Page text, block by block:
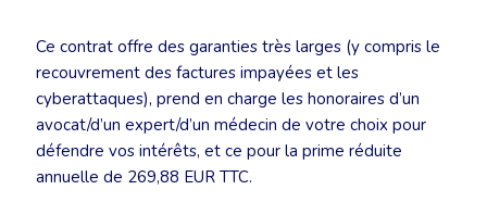
Ce contrat offre des garanties très larges (y compris le
recouvrement des factures impayées et les
cyberattaques), prend en charge les honoraires d’un
avocat/d’un expert/d’un médecin de votre choix pour
défendre vos intérêts, et ce pour la prime réduite
annuelle de 269,88 EUR TTC.